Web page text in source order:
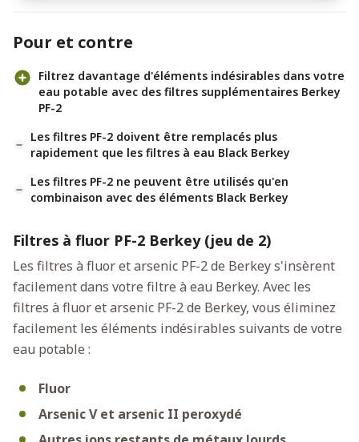
Pour et contre
Filtrez davantage d'éléments indésirables dans votre
eau potable avec des filtres supplémentaires Berkey
PF-2
Les filtres PF-2 doivent être remplacés plus
rapidement que les filtres à eau Black Berkey
Les filtres PF-2 ne peuvent être utilisés qu'en
combinaison avec des éléments Black Berkey
Filtres à fluor PF-2 Berkey (jeu de 2)
Les filtres à fluor et arsenic PF-2 de Berkey s'insèrent
facilement dans votre filtre à eau Berkey. Avec les
filtres à fluor et arsenic PF-2 de Berkey, vous éliminez
facilement les éléments indésirables suivants de votre
eau potable :
Fluor
Arsenic V et arsenic II peroxydé